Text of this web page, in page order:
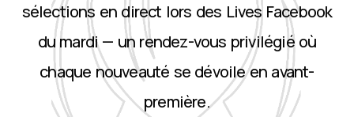
sélections en direct lors des Lives Facebook
du mardi — un rendez-vous privilégié où
chaque nouveauté se dévoile en avant-
première.